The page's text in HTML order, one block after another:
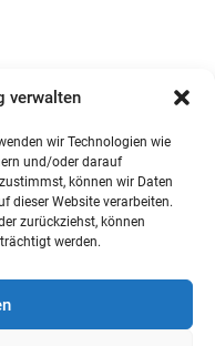
verwalten
wir Technologien wie
und/oder darauf
können wir Daten
dieser Website verarbeiten.
zurückziehst, können
werden.